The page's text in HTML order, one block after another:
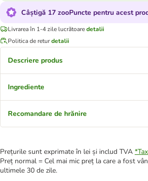
Câștigă 17 zooPuncte pentru acest
Livrarea în 1-4 zile lucrătoaredetalii
Politica de returdetalii
Descriere produs
Ingrediente
Recomandare de hrănire
Prețurile sunt exprimate în lei și includ TVA *
Preț normal = Cel mai mic preț la care a fost
ultimele 30 de zile.